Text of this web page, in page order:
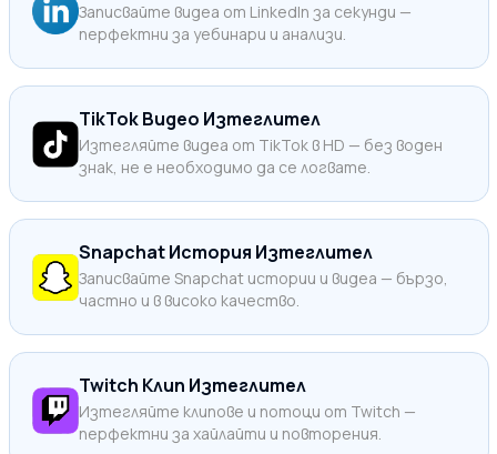
Записвайте видеа от LinkedIn за секунди —
перфектни за уебинари и анализи.
TikTok Видео Изтеглител
Изтегляйте видеа от TikTok в HD — без воден
знак, не е необходимо да се логвате.
Snapchat История Изтеглител
Записвайте Snapchat истории и видеа — бързо,
частно и в високо качество.
Twitch Клип Изтеглител
Изтегляйте клипове и потоци от Twitch —
перфектни за хайлайти и повторения.